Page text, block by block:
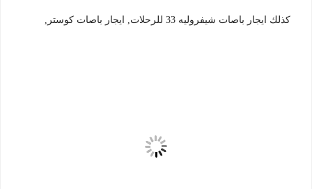
كذلك ايجار باصات شيفروليه 33 للرحلات, ايجار باصات كوستر,